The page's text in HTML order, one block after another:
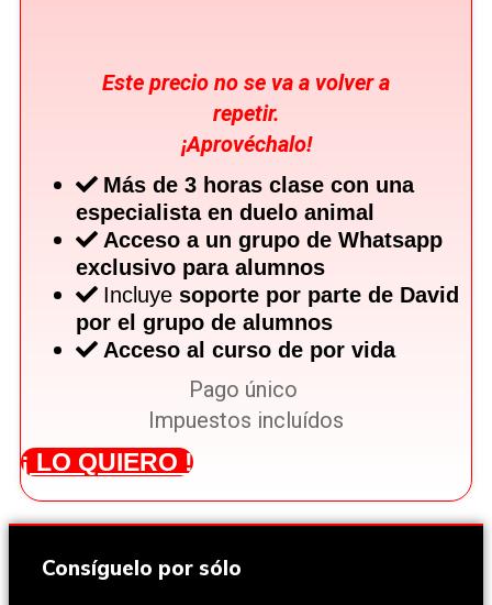
Este precio no se va a volver a
repetir.
¡Aprovéchalo!
Más de 3 horas clase con una
especialista en duelo animal
Acceso a un grupo de Whatsapp
exclusivo para alumnos
Incluye soporte por parte de David
por el grupo de alumnos
Acceso al curso de por vida
Pago único
Impuestos incluídos
¡ LO QUIERO !
Consíguelo por sólo